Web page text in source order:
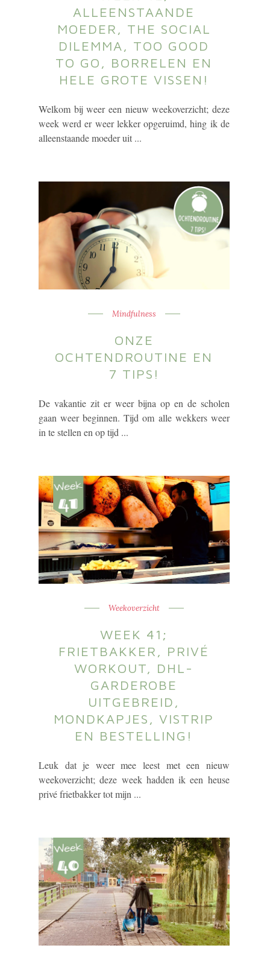
ALLEENSTAANDE
MOEDER, THE SOCIAL
DILEMMA, TOO GOOD
TO GO, BORRELEN EN
HELE GROTE VISSEN!
Welkom bij weer een nieuw weekoverzicht; deze
week werd er weer lekker opgeruimd, hing ik de
alleenstaande moeder uit ...
Mindfulness
ONZE
OCHTENDROUTINE EN
7 TIPS!
De vakantie zit er weer bijna op en de scholen
gaan weer beginnen. Tijd om alle wekkers weer
in te stellen en op tijd ...
Weekoverzicht
WEEK 41;
FRIETBAKKER, PRIVÉ
WORKOUT, DHL-
GARDEROBE
UITGEBREID,
MONDKAPJES, VISTRIP
EN BESTELLING!
Leuk dat je weer mee leest met een nieuw
weekoverzicht; deze week hadden ik een heuse
privé frietbakker tot mijn ...